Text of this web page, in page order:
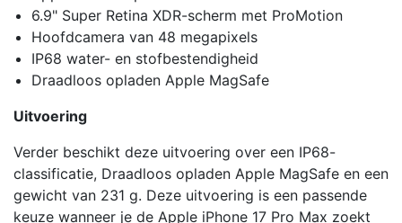
6.9" Super Retina XDR-scherm met ProMotion
Hoofdcamera van 48 megapixels
IP68 water- en stofbestendigheid
Draadloos opladen Apple MagSafe
Uitvoering
Verder beschikt deze uitvoering over een IP68-
classificatie, Draadloos opladen Apple MagSafe en een
gewicht van 231 g. Deze uitvoering is een passende
keuze wanneer je de Apple iPhone 17 Pro Max zoekt